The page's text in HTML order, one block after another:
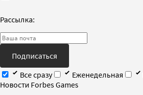
Рассылка:
Подписаться
Все сразу
Еженедельная
Новости Forbes Games